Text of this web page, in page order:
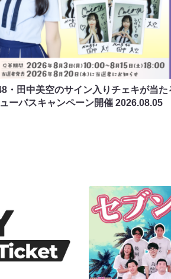
・田中美空のサイン入りチェキが当た
ーパスキャンペーン開催 2026.08.05